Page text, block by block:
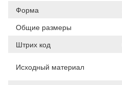
Форма
Общие размеры
Штрих код
Исходный материал